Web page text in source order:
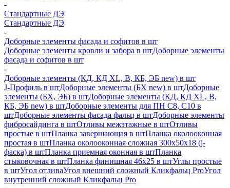
-
Стандартные ДЭ
Стандартные ДЭ
-
Доборные элементы фасада и софитов в шт
Доборные элементы кровли и забора в штДоборные элементы
фасада и софитов в шт
-
Доборные элементы (КД, КД XL, В, КБ, ЭБ new) в шт
J-Профиль в штДоборные элементы (БХ new) в штДоборные
элементы (БХ, ЭБ) в штДоборные элементы (КД, КД XL, В,
КБ, ЭБ new) в штДоборные элементы для ПН С8, С10 в
штДоборные элементы фасада фальц в штДоборные элементы
фибросайдинга в штОтливы межэтажные в штОтливы
простые в штПланка завершающая в штПланка околооконная
простая в штПланка околооконная сложная 300х50х18 (j-
фаска) в штПланка приемная оконная в штПланка
стыковочная в штПланка финишная 46х25 в штУглы простые
в штУгол отливаУгол внешний сложный Кликфальц ProУгол
внутренний сложный Кликфальц Pro